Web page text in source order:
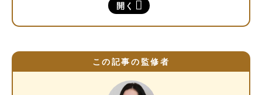
開く
共働き夫婦の場合：子どもをどちらの扶養に
入れるか
扶養控除を受けるためにはどうすればいい
この記事の監修者